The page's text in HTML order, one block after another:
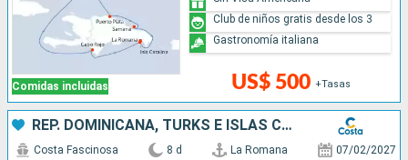
Comidas incluidas US$ 500 +Tasas
Club de niños gratis desde los 3
Gastronomía italiana
REP. DOMINICANA, TURKS E ISLAS CAICOS
Costa Fascinosa 8 d La Romana 07/02/2027